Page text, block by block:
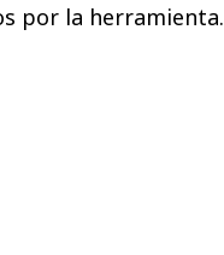
por la herramienta.